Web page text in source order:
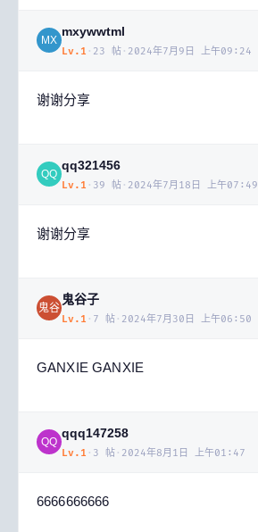
MX
mxywwtml
Lv. 1 · 23 帖 · 2024年7月9日 上午09:24
谢谢分享
QQ
qq321456
Lv. 1 · 39 帖 · 2024年7月18日 上午07:49
谢谢分享
鬼谷
鬼谷子
Lv. 1 · 7 帖 · 2024年7月30日 上午06:50
GANXIE GANXIE
QQ
qqq147258
Lv. 1 · 3 帖 · 2024年8月1日 上午01:47
6666666666